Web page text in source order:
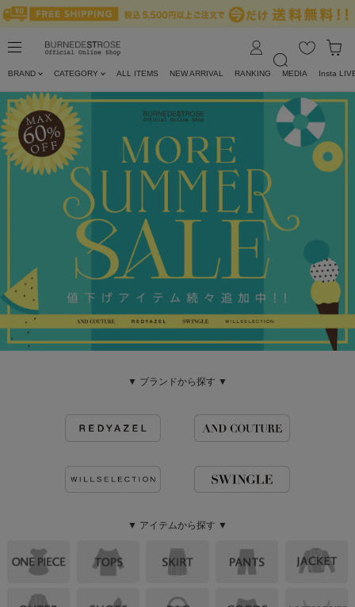
BRAND CATEGORY ALL ITEMS NEW ARRIVAL RANKING MEDIA Insta
▼ ブランドから探す ▼
▼ アイテムから探す ▼